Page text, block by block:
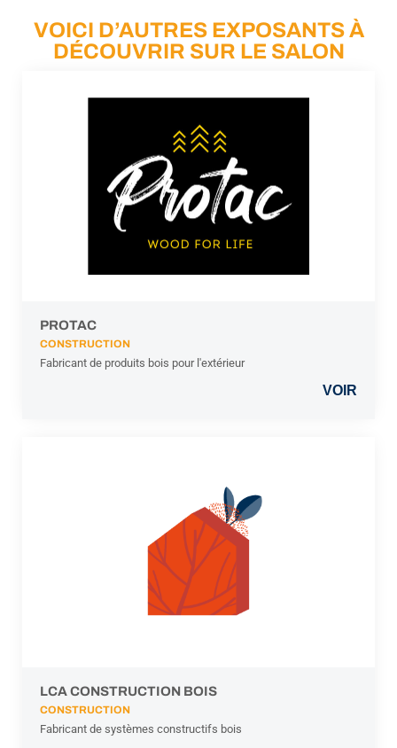
VOICI D’AUTRES EXPOSANTS À
DÉCOUVRIR SUR LE SALON
PROTAC
CONSTRUCTION
Fabricant de produits bois pour l'extérieur
VOIR
LCA CONSTRUCTION BOIS
CONSTRUCTION
Fabricant de systèmes constructifs bois